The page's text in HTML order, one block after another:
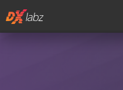
Kilépés